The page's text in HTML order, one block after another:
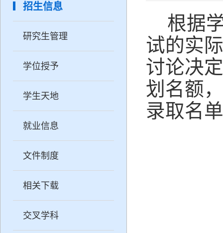
招生信息
研究生管理
学位授予
学生天地
就业信息
文件制度
相关下载
交叉学科
根据
试的实
讨论决定
划名额
录取名